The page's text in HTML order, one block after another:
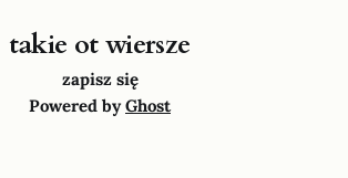
takie ot wiersze
zapisz się
Powered byGhost